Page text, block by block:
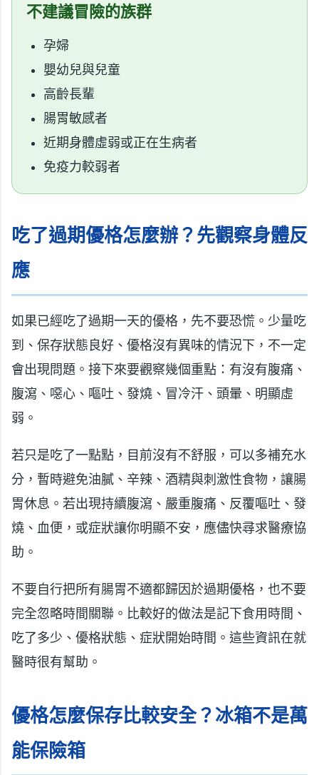
不建議冒險的族群
孕婦
嬰幼兒與兒童
高齡長輩
腸胃敏感者
近期身體虛弱或正在生病者
免疫力較弱者
吃了過期優格怎麼辦？先觀察身體反
應
如果已經吃了過期一天的優格，先不要恐慌。少量吃
到、保存狀態良好、優格沒有異味的情況下，不一定
會出現問題。接下來要觀察幾個重點：有沒有腹痛、
腹瀉、噁心、嘔吐、發燒、冒冷汗、頭暈、明顯虛
弱。
若只是吃了一點點，目前沒有不舒服，可以多補充水
分，暫時避免油膩、辛辣、酒精與刺激性食物，讓腸
胃休息。若出現持續腹瀉、嚴重腹痛、反覆嘔吐、發
燒、血便，或症狀讓你明顯不安，應儘快尋求醫療協
助。
不要自行把所有腸胃不適都歸因於過期優格，也不要
完全忽略時間關聯。比較好的做法是記下食用時間、
吃了多少、優格狀態、症狀開始時間。這些資訊在就
醫時很有幫助。
優格怎麼保存比較安全？冰箱不是萬
能保險箱